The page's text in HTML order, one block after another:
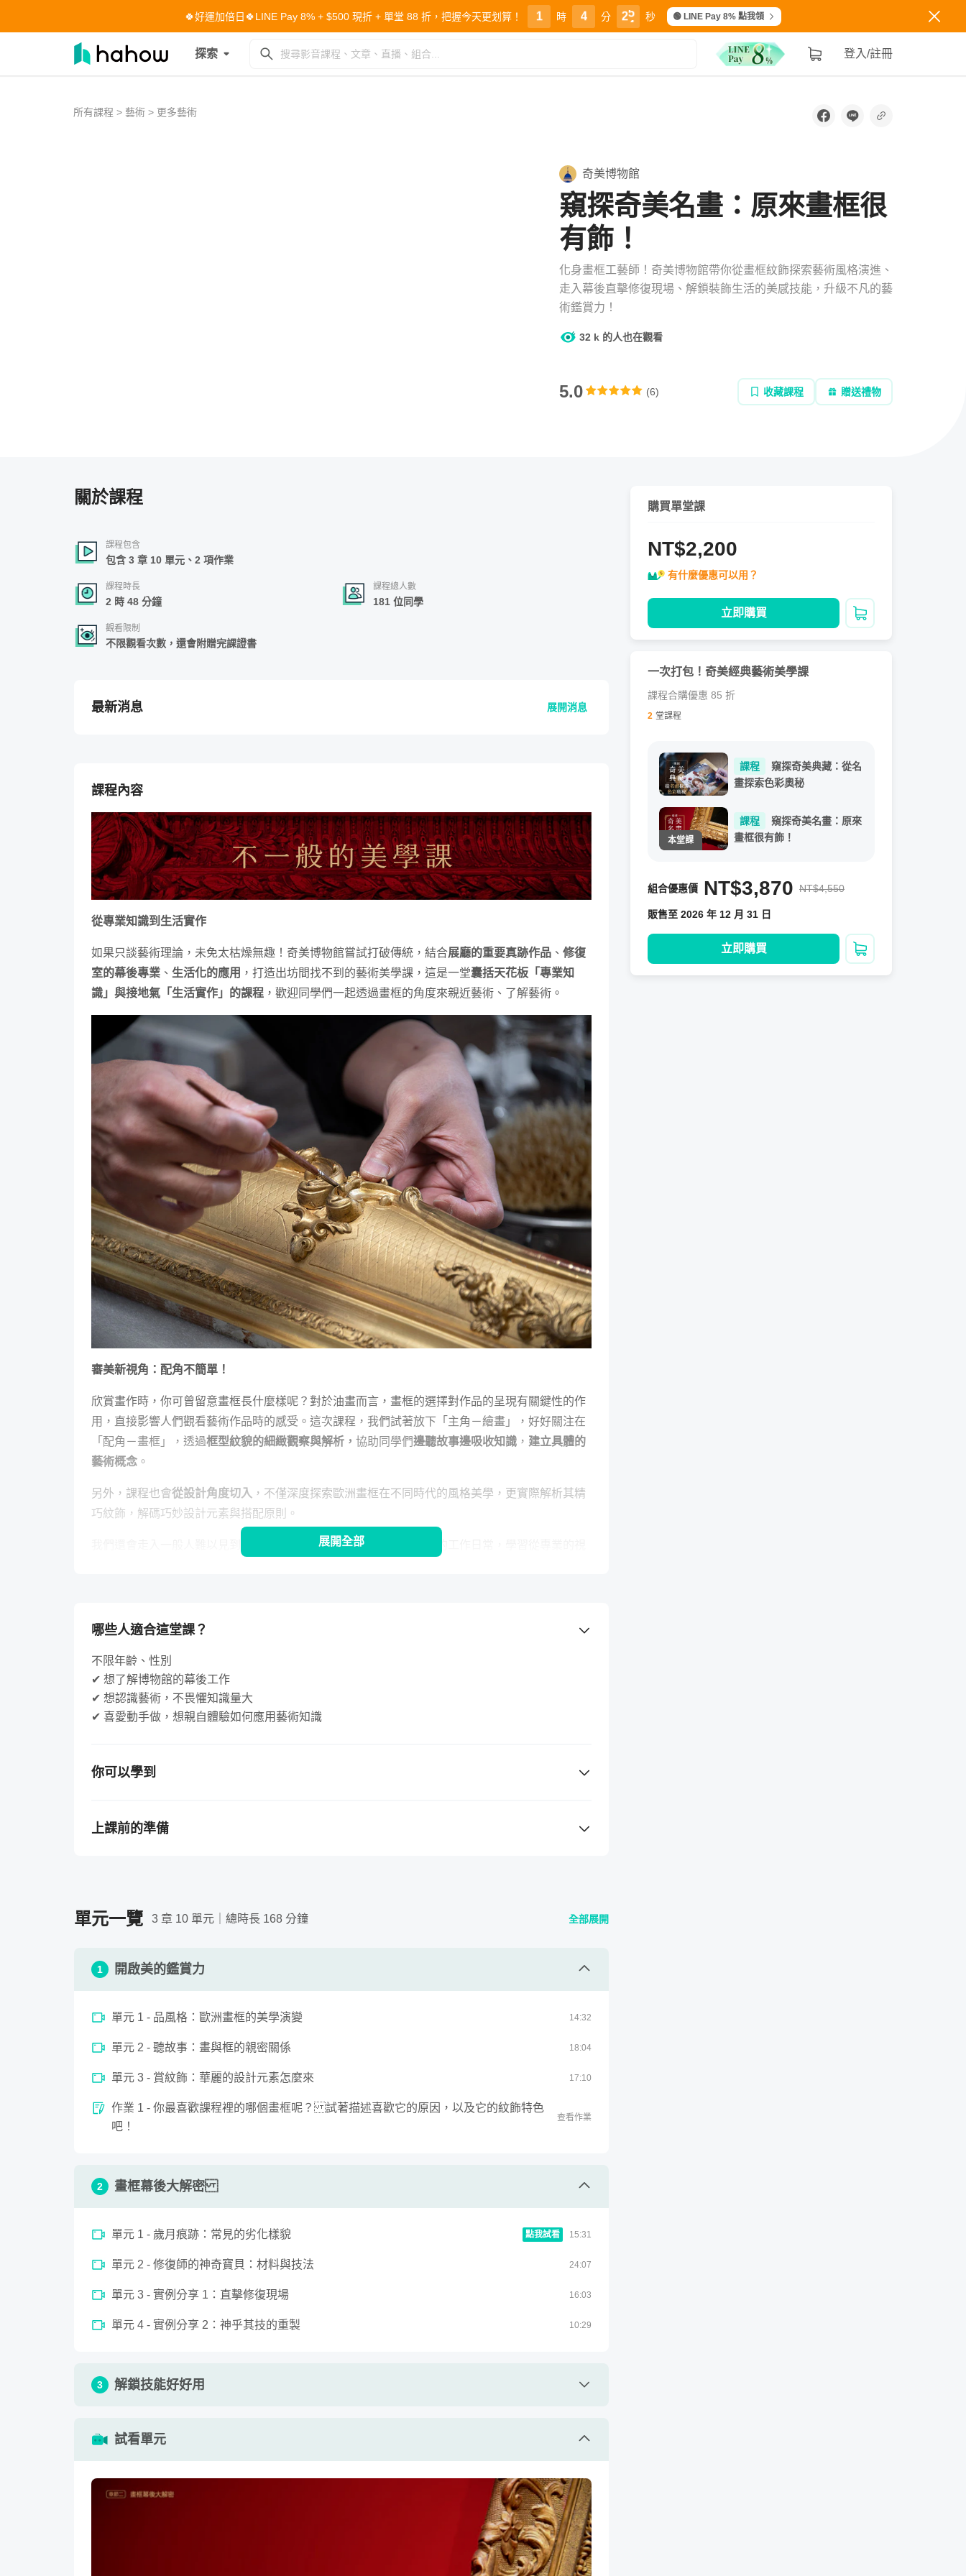
🍀好運加倍日🍀LINE Pay 8% + $500 現折 + 單堂 88 折，把握今天更划算！
0
1
2
5
6
7
8
時
0
1
3
4
5
8
9 分
1
2
3
6
7
8
90
2
3
4
7
8
9
秒 🟢 LINE Pay 8% 點我領
探索 登入/註冊
所有課程 > 藝術 > 更多藝術
奇美博物館
窺探奇美名畫：原來畫框很
有飾！
化身畫框工藝師！奇美博物館帶你從畫框紋飾探索藝術風格演進、
走入幕後直擊修復現場、解鎖裝飾生活的美感技能，升級不凡的藝
術鑑賞力！
32 k 的人也在觀看
5.0 (6) 收藏課程 贈送禮物
關於課程
課程包含
包含 3 章 10 單元、2 項作業
課程時長
2 時 48 分鐘
課程總人數
181 位同學
觀看限制
不限觀看次數，還會附贈完課證書
最新消息 展開消息
課程內容
從專業知識到生活實作
如果只談藝術理論，未免太枯燥無趣！奇美博物館嘗試打破傳統，結合展廳的重要真跡作品 、 修復
室的幕後專業 、 生活化的應用 ，打造出坊間找不到的藝術美學課，這是一堂囊括天花板「專業知
識」與接地氣「生活實作」的課程 ，歡迎同學們一起透過畫框的角度來親近藝術、了解藝術。
審美新視角：配角不簡單！
欣賞畫作時，你可曾留意畫框長什麼樣呢？對於油畫而言，畫框的選擇對作品的呈現有關鍵性的作
用，直接影響人們觀看藝術作品時的感受。這次課程，我們試著放下「主角－繪畫」，好好關注在
「配角－畫框」，透過框型紋貌的細緻觀察與解析， 協助同學們邊聽故事邊吸收知識 ， 建立具體的
藝術概念 。
另外，課程也會從設計角度切入 ，不僅深度探索歐洲畫框在不同時代的風格美學，更實際解析其精
巧紋飾，解碼巧妙設計元素與搭配原則。
我們還會走入一般人難以見到的博物館修復室，透過揭露畫框修復師的工作日常，學習從專業的視
作，框藝的世界也很值得玩味！也期待上過這堂課的你，有天能回到奇美博物館，親眼見證原汁原
味的美麗作品！
習，美感便能信手捻來，未來閒暇與親友來訪博物館時，你也能侃侃而談。
藏品修復是博物館重要的日常工作，這項工作常年在博物館後場展開，觀眾看到的永遠是藏品光鮮
析，正是你近距離了解這幕後工作的大好機會，千萬不能錯過！
以為學習藝術、修復知識派不上用場嗎？那就大錯特錯啦！這次課程便教你如何把學到的修復技
法，用容易取得的材料，親自動手改造不起眼的生活用品，提升美的質感，領略藝術也可以很生活
展開全部
哪些人適合這堂課？
不限年齡、性別
✔ 想了解博物館的幕後工作
✔ 想認識藝術，不畏懼知識量大
✔ 喜愛動手做，想親自體驗如何應用藝術知識
你可以學到
★ 認識奇美博物館的重要典藏畫作
✔ 美的鑑賞力與實作力
上課前的準備
需要具備的背景知識
➢已有藝術概念的同學
不只是紙上談兵的學術理論，歡迎一起體驗從「理論知識」到「生活實作」的藝術世界。
單元一覽 3 章 10 單元｜總時長 168 分鐘 全部展開
1 開啟美的鑑賞力
單元 1 - 品風格：歐洲畫框的美學演變 14:32
單元 2 - 聽故事：畫與框的親密關係 18:04
單元 3 - 賞紋飾：華麗的設計元素怎麼來 17:10
作業 1 - 你最喜歡課程裡的哪個畫框呢？ 試著描述喜歡它的原因，以及它的紋飾特色
吧！
查看作業
2 畫框幕後大解密
單元 1 - 歲月痕跡：常見的劣化樣貌 點我試看 15:31
歲月痕跡：常見的劣化樣貌
seconds
minutes,
secondsVolume
單元 2 - 修復師的神奇寶貝：材料與技法 24:07
單元 3 - 實例分享 1：直擊修復現場 16:03
單元 4 - 實例分享 2：神乎其技的重製 10:29
3 解鎖技能好好用
單元 1 - 生活應用 1：選框心法
單元 2 - 生活應用 2：翻模技巧 28:05
單元 3 - 生活應用 3：貼金變身 13: 28
作業 1 - 請分享你的課程心得！ 如果有應用章節 3 完成的作品或布置，歡迎秀給KiKi
查看作業
試看單元
購買單堂課
NT$2,200
有什麼優惠可以用？
立即購買
一次打包！奇美經典藝術美學課
課程合購優惠 85 折
2 堂課程
課程
窺探奇美典藏：從名
畫探索色彩奧秘
課程
窺探奇美名畫：原來
畫框很有飾！
組合優惠價 NT$3,870 NT$4,550
販售至 2026 年 12 月 31 日
立即購買